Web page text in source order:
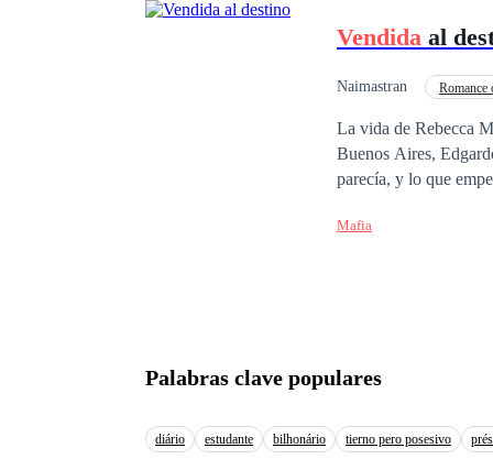
Vendida al
Naimastran Romance
La vida de Rebecca
Buenos Aires, Edgardo
parecía, y lo que
Mafia
Palabras clave populares
diário estudante bilhonário tierno pero posesivo